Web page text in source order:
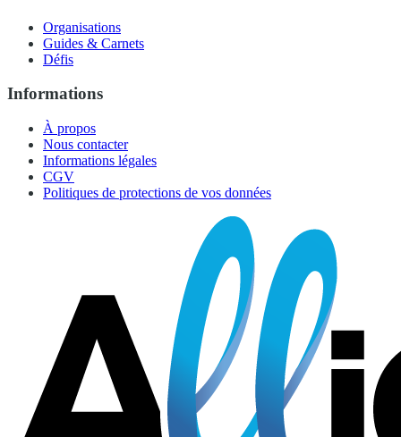
Organisations
Guides & Carnets
Défis
Informations
À propos
Nous contacter
Informations légales
CGV
Politiques de protections de vos données